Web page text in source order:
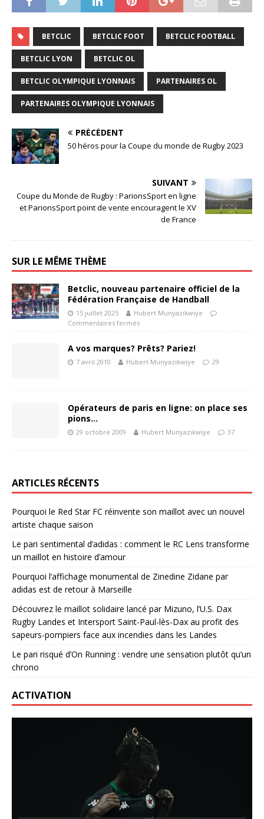
BETCLIC BETCLIC FOOT BETCLIC FOOTBALL
BETCLIC LYON BETCLIC OL
BETCLIC OLYMPIQUE LYONNAIS PARTENAIRES OL
PARTENAIRES OLYMPIQUE LYONNAIS
PRÉCÉDENT
50 héros pour la Coupe du monde de Rugby 2023
SUIVANT
Coupe du Monde de Rugby : ParionsSport en ligne
et ParionsSport point de vente encouragent le XV
de France
SUR LE MÊME THÈME
Betclic, nouveau partenaire officiel de la
Fédération Française de Handball
15 juillet 2025
Hubert Munyazikwiye
Commentaires fermés
A vos marques? Prêts? Pariez!
7 avril 2010 Hubert Munyazikwiye 29
Opérateurs de paris en ligne: on place ses
pions…
29 octobre 2009 Hubert Munyazikwiye 37
ARTICLES RÉCENTS
Pourquoi le Red Star FC réinvente son maillot avec un nouvel
artiste chaque saison
Le pari sentimental d’adidas : comment le RC Lens transforme
un maillot en histoire d’amour
Pourquoi l’affichage monumental de Zinedine Zidane par
adidas est de retour à Marseille
Découvrez le maillot solidaire lancé par Mizuno, l’U.S. Dax
Rugby Landes et Intersport Saint-Paul-lès-Dax au profit des
sapeurs-pompiers face aux incendies dans les Landes
Le pari risqué d’On Running : vendre une sensation plutôt qu’un
chrono
ACTIVATION